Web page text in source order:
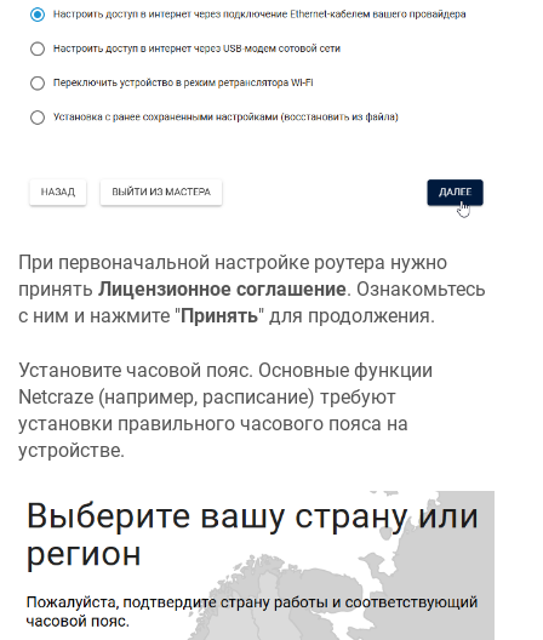
При первоначальной настройке роутера нужно
принять Лицензионное соглашение. Ознакомьтесь
с ним и нажмите "Принять" для продолжения.
Установите часовой пояс. Основные функции
Netcraze (например, расписание) требуют
установки правильного часового пояса на
устройстве.